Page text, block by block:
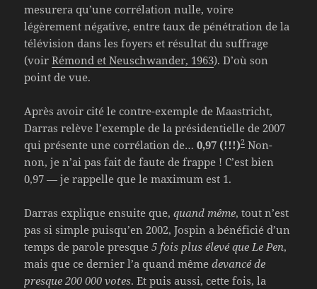
mesurera qu’une corrélation nulle, voire
légèrement négative, entre taux de pénétration de la
télévision dans les foyers et résultat du suffrage
(voirRémond et Neuschwander, 1963). D’où son
point de vue.
Après avoir cité le contre-exemple de Maastricht,
Darras relève l’exemple de la présidentielle de 2007
qui présente une corrélation de…0,97 (!!!)2 Non-
non, je n’ai pas fait de faute de frappe ! C’est bien
0,97 — je rappelle que le maximum est 1.
Darras explique ensuite que,quand même, tout n’est
pas si simple puisqu’en 2002, Jospin a bénéficié d’un
temps de parole presque5 fois plus élevé que Le Pen,
mais que ce dernier l’a quand mêmedevancé de
presque 200 000 votes. Et puis aussi, cette fois, la